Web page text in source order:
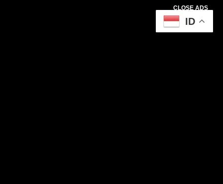
CLOSE ADS
ID